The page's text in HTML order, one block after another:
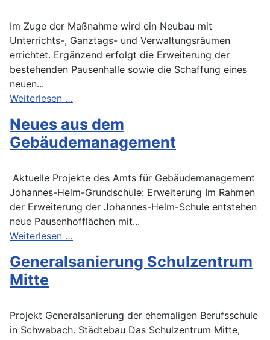
Im Zuge der Maßnahme wird ein Neubau mit
Unterrichts-, Ganztags- und Verwaltungsräumen
errichtet. Ergänzend erfolgt die Erweiterung der
bestehenden Pausenhalle sowie die Schaffung eines
neuen...
Weiterlesen …
Neues aus dem
Gebäudemanagement
Aktuelle Projekte des Amts für Gebäudemanagement
Johannes-Helm-Grundschule: Erweiterung Im Rahmen
der Erweiterung der Johannes-Helm-Schule entstehen
neue Pausenhofflächen mit...
Weiterlesen …
Generalsanierung Schulzentrum
Mitte
Projekt Generalsanierung der ehemaligen Berufsschule
in Schwabach. Städtebau Das Schulzentrum Mitte,